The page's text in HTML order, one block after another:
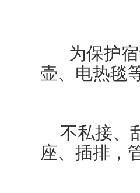
为保护
壶、电热毯
不私接、
座、插排，